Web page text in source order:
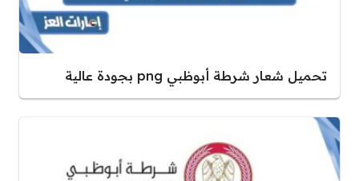
تحميل شعار شرطة أبوظبي png بجودة عالية